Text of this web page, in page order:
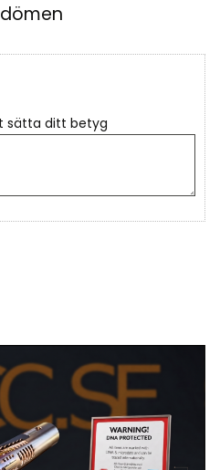
sätta ditt betyg